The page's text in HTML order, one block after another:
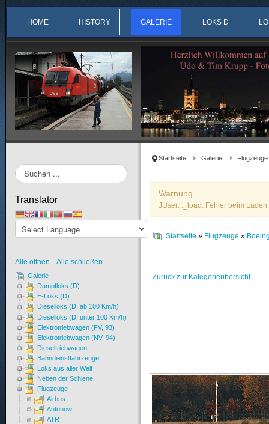
HOME HISTORY GALERIE LOKS D
Startseite Galerie Flugzeuge
Warnung
JUser: :_load: Fehler beim
Startseite » Flugzeuge »
Zurück zur Kategorieübersicht
Suchen
...
Translator
Alle öffnen Alle schließen
Galerie
Dampfloks (D)
E-Loks (D)
Dieselloks (D, ab 100 Km/h)
Dieselloks (D, unter 100 Km/h)
Elektrotriebwagen (FV, 93)
Elektrotriebwagen (NV, 94)
Dieseltriebwagen
Bahndienstfahrzeuge
Loks aus aller Welt
Neben der Schiene
Flugzeuge
Airbus
Antonow
ATR